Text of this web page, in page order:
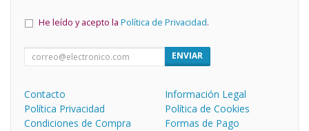
He leído y acepto la Política de Privacidad.
ENVIAR
Contacto
Información Legal
Política Privacidad
Política de Cookies
Condiciones de Compra
Formas de Pago